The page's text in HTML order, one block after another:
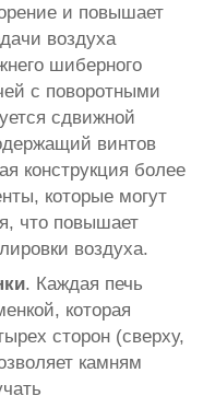
и повышает
воздуха
шиберного
с поворотными
сдвижной
винтов
конструкция более
которые могут
что повышает
воздуха.
. Каждая печь
которая
сторон (сверху,
камням